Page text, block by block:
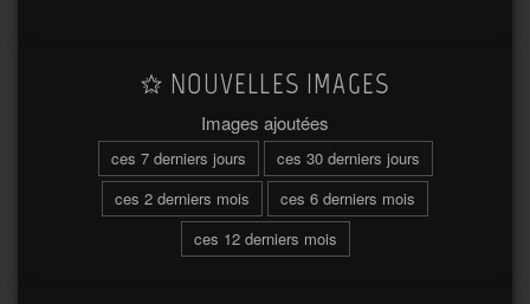
NOUVELLES IMAGES
Images ajoutées
ces 7 derniers jours
ces 30 derniers jours
ces 2 derniers mois
ces 6 derniers mois
ces 12 derniers mois